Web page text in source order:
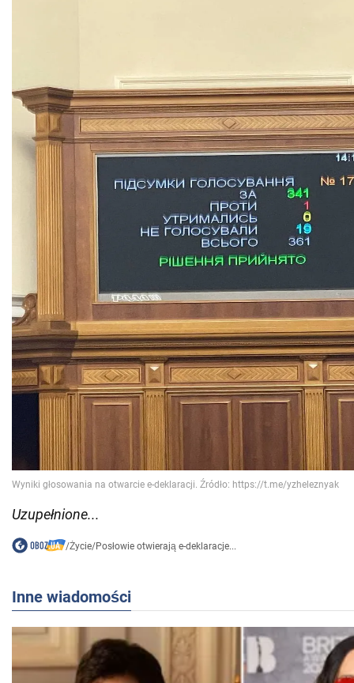
Uzupełnione...
/Życie/Posłowie otwierają e-deklaracje...
Inne wiadomości